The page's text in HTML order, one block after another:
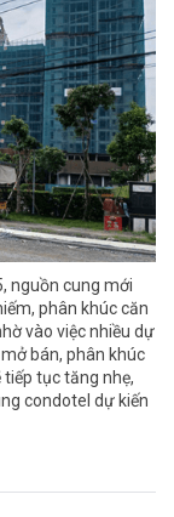
nguồn cung mới
phân khúc căn
vào việc nhiều dự
bán, phân khúc
tục tăng nhẹ,
condotel dự kiến